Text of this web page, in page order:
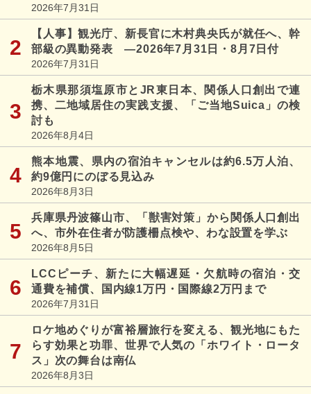
2026年7月31日
【人事】観光庁、新長官に木村典央氏が就任へ、幹
部級の異動発表 ―2026年7月31日・8月7日付
2026年7月31日
栃木県那須塩原市とJR東日本、関係人口創出で連
携、二地域居住の実践支援、「ご当地Suica」の検
討も
2026年8月4日
熊本地震、県内の宿泊キャンセルは約6.5万人泊、
約9億円にのぼる見込み
2026年8月3日
兵庫県丹波篠山市、「獣害対策」から関係人口創出
へ、市外在住者が防護柵点検や、わな設置を学ぶ
2026年8月5日
LCCピーチ、新たに大幅遅延・欠航時の宿泊・交
通費を補償、国内線1万円・国際線2万円まで
2026年7月31日
ロケ地めぐりが富裕層旅行を変える、観光地にもた
らす効果と功罪、世界で人気の「ホワイト・ロータ
ス」次の舞台は南仏
2026年8月3日